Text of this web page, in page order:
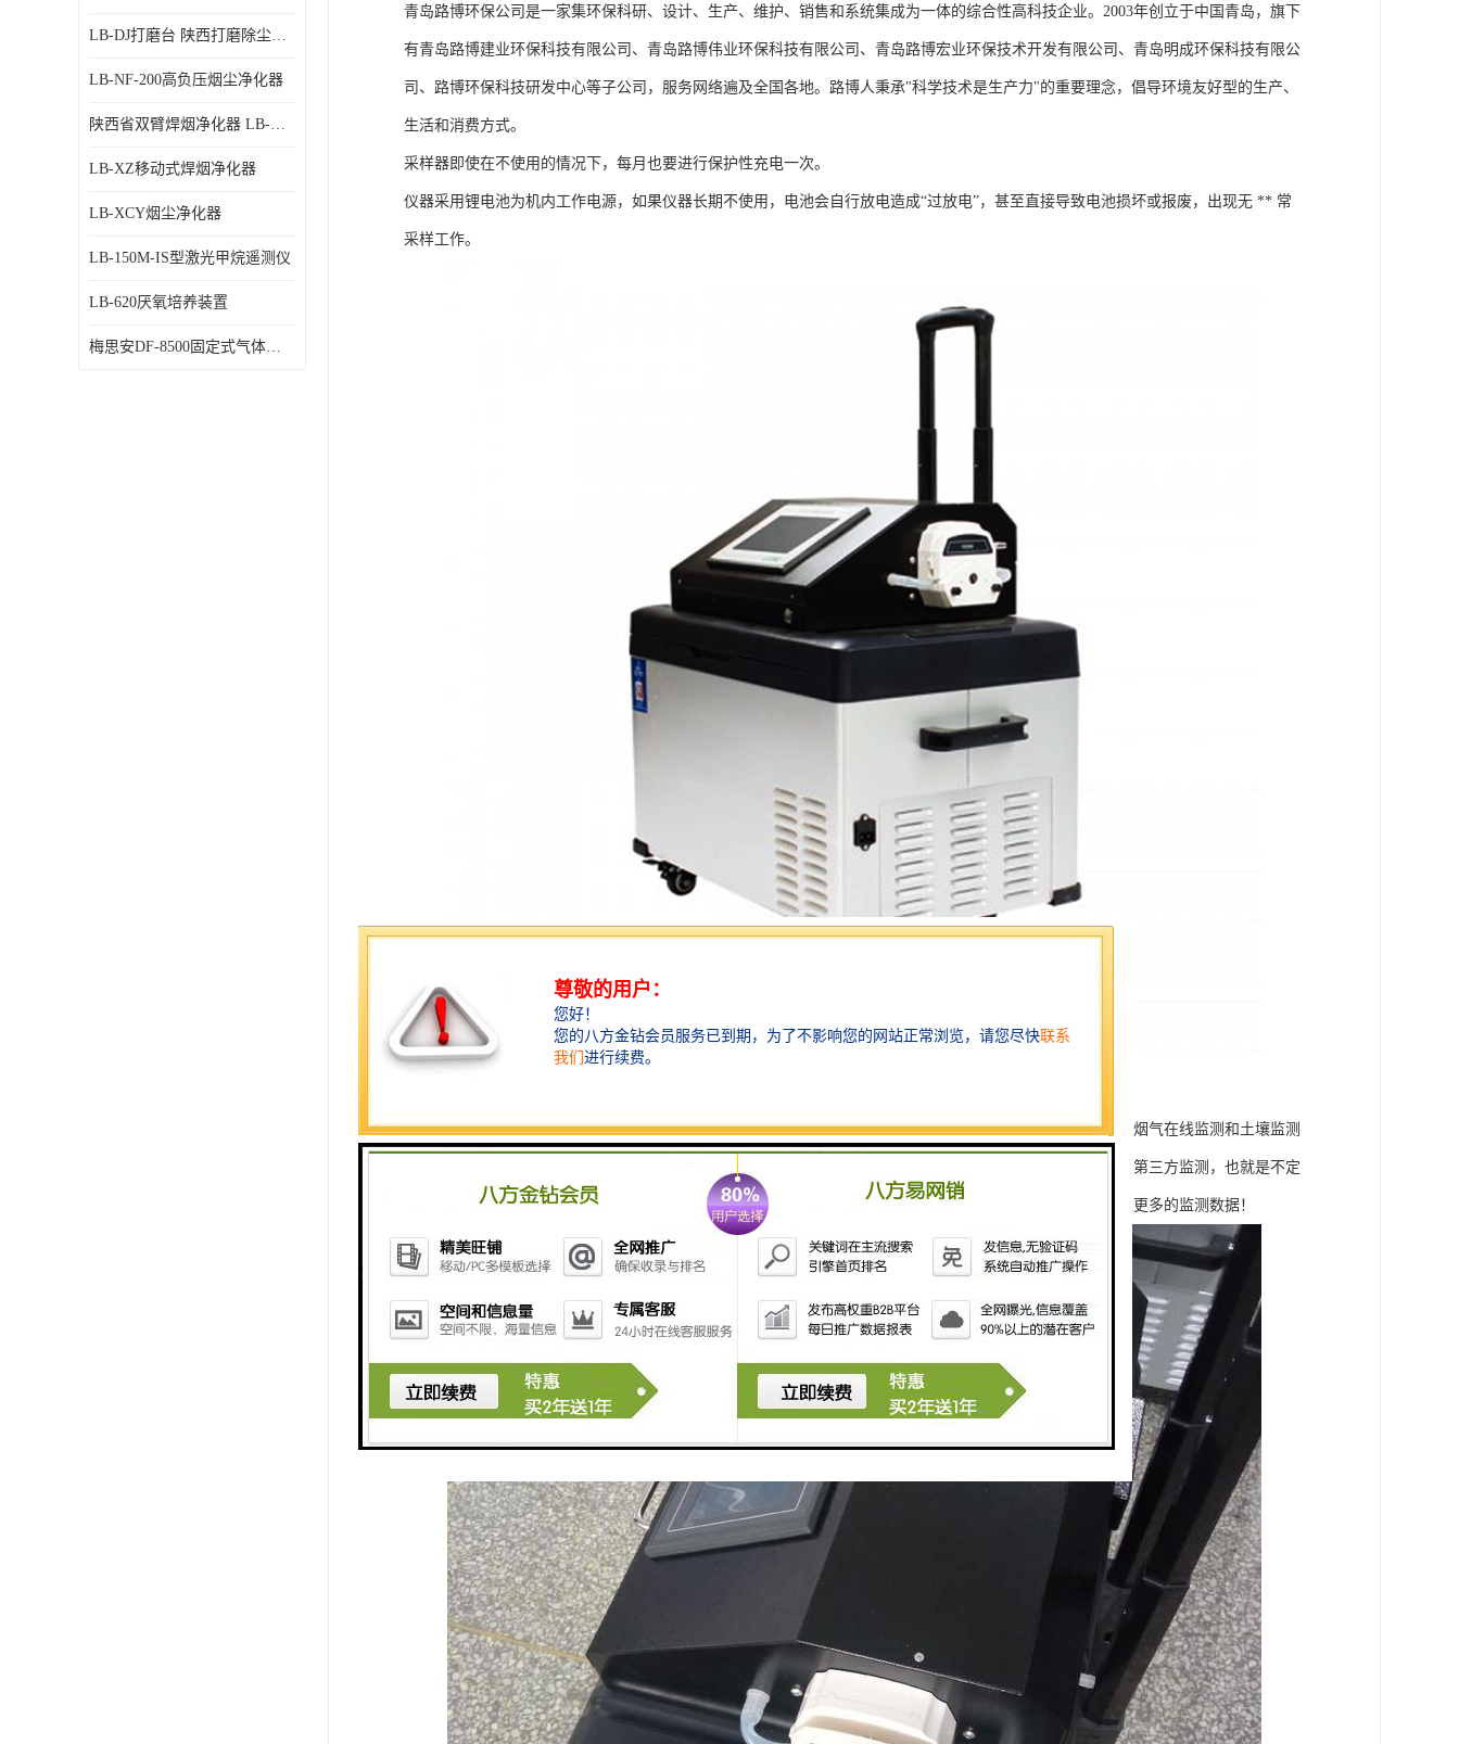
LB-DJ打磨台 陕西打磨除尘平台
LB-NF-200高负压烟尘净化器
陕西省双臂焊烟净化器 LB-XZX
LB-XZ移动式焊烟净化器
LB-XCY烟尘净化器
LB-150M-IS型激光甲烷遥测仪
LB-620厌氧培养装置
梅思安DF-8500固定式气体检测仪
青岛路博环保公司是一家集环保科研、设计、生产、维护、销售和系统集成为一体的综合性高科技企业。2003年创立于中国青岛，旗下
有青岛路博建业环保科技有限公司、青岛路博伟业环保科技有限公司、青岛路博宏业环保技术开发有限公司、青岛明成环保科技有限公
司、路博环保科技研发中心等子公司，服务网络遍及全国各地。路博人秉承"科学技术是生产力"的重要理念，倡导环境友好型的生产、
生活和消费方式。
采样器即使在不使用的情况下，每月也要进行保护性充电一次。
仪器采用锂电池为机内工作电源，如果仪器长期不使用，电池会自行放电造成“过放电”，甚至直接导致电池损坏或报废，出现无 ** 常
采样工作。
在现代社会中，环境监测被环保部门日益重视，可以说是、多角度的进行监测，在线监测包括水质在线监测、烟气在线监测和土壤监测
等。水质在线监测中我们所熟知的水质在线监测、管道在线监测和排放在线监测，还有一种是在线监测之外的第三方监测，也就是不定
点的进行巡查监测，也越来越到环保部门的重视，通常采取的是便携式水质采样器进行水样抽查的方式来获取更多的监测数据！